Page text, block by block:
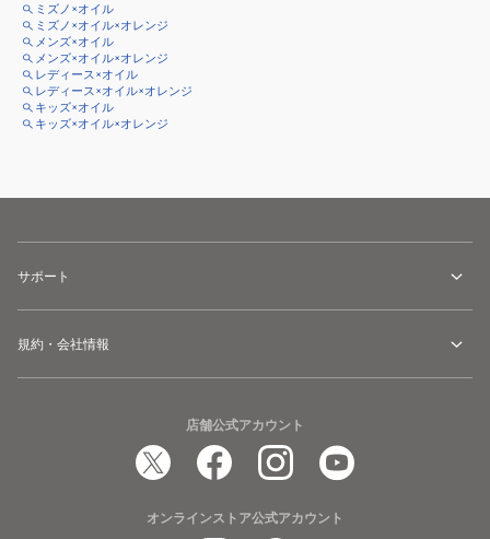
ミズノ×オイル
ミズノ×オイル×オレンジ
メンズ×オイル
メンズ×オイル×オレンジ
レディース×オイル
レディース×オイル×オレンジ
キッズ×オイル
キッズ×オイル×オレンジ
サポート
規約・会社情報
店舗公式アカウント
オンラインストア公式アカウント